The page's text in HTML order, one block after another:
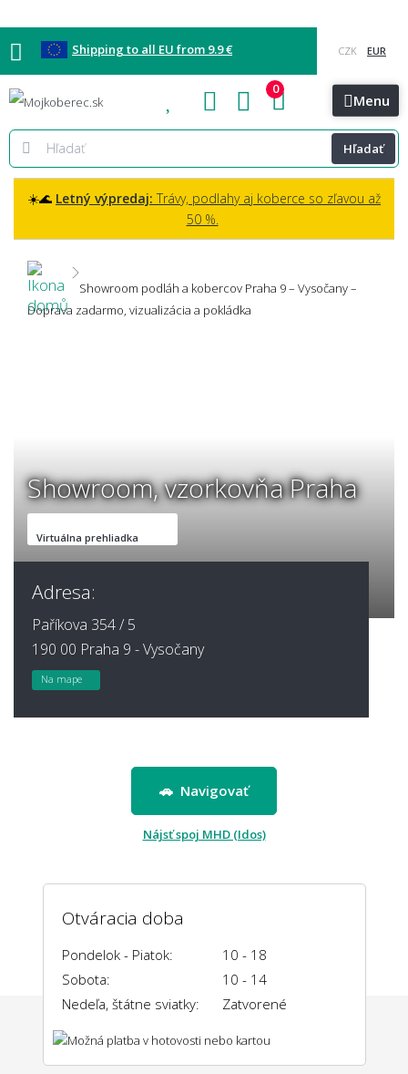
Shipping to all EU from 9.9 €
Blog Kontakt Menu
Hľadať
0
☀️🌊 Letný výpredaj: Trávy, podlahy aj koberce so zľavou až
50 %.
Showroom podláh a kobercov Praha 9 – Vysočany –
Doprava zadarmo, vizualizácia a pokládka
Showroom, vzorkovňa Praha
Virtuálna prehliadka
Adresa:
Paříkova 354 / 5
190 00 Praha 9 - Vysočany
Na mape
🚗 Navigovať
Nájsť spoj MHD (Idos)
Otváracia doba
Pondelok - Piatok:
10 - 18
Sobota:
10 - 14
Nedeľa, štátne sviatky:
Zatvorené